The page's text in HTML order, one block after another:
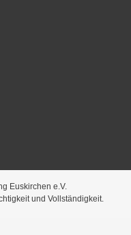
Euskirchen e.V.
und Vollständigkeit.